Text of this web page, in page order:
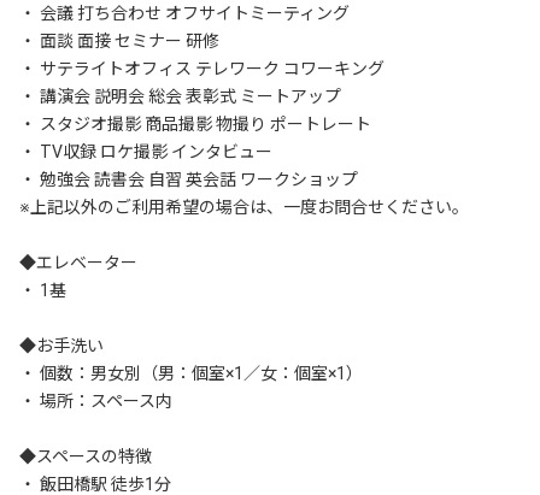
・ 会議 打ち合わせ オフサイトミーティング
・ 面談 面接 セミナー 研修
・ サテライトオフィス テレワーク コワーキング
・ 講演会 説明会 総会 表彰式 ミートアップ
・ スタジオ撮影 商品撮影 物撮り ポートレート
・ TV収録 ロケ撮影 インタビュー
・ 勉強会 読書会 自習 英会話 ワークショップ
※上記以外のご利用希望の場合は、一度お問合せください。
◆エレベーター
・ 1基
◆お手洗い
・ 個数：男女別（男：個室×1／女：個室×1）
・ 場所：スペース内
◆スペースの特徴
・ 飯田橋駅 徒歩1分